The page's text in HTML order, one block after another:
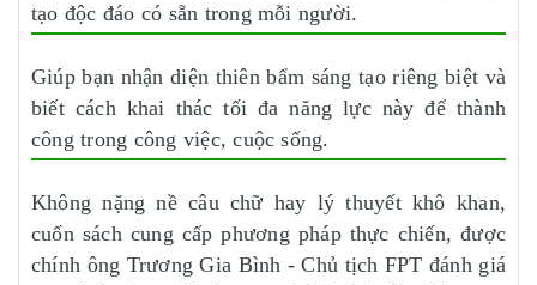
tạo độc đáo có sẵn trong mỗi người.
Giúp bạn nhận diện thiên bẩm sáng tạo riêng biệt và
biết cách khai thác tối đa năng lực này để thành
công trong công việc, cuộc sống.
Không nặng nề câu chữ hay lý thuyết khô khan,
cuốn sách cung cấp phương pháp thực chiến, được
chính ông Trương Gia Bình - Chủ tịch FPT đánh giá